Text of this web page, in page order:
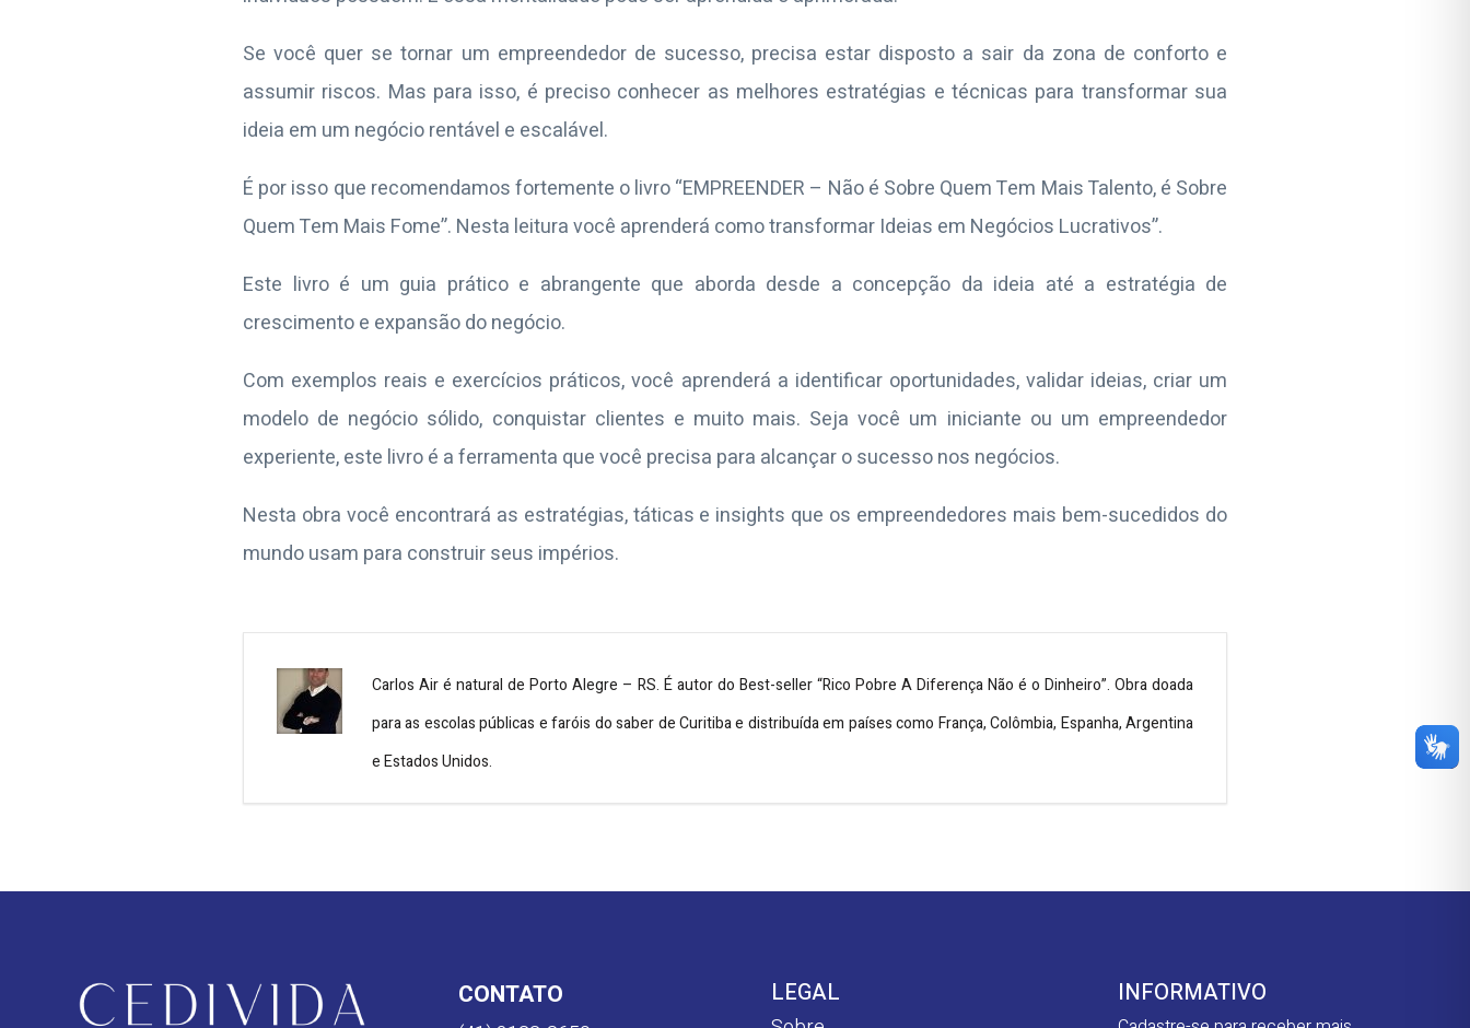
Se você quer se tornar um empreendedor de sucesso, precisa estar disposto a sair da zona de conforto e
assumir riscos. Mas para isso, é preciso conhecer as melhores estratégias e técnicas para transformar sua
ideia em um negócio rentável e escalável.
É por isso que recomendamos fortemente o livro “EMPREENDER – Não é Sobre Quem Tem Mais Talento, é Sobre
Quem Tem Mais Fome”. Nesta leitura você aprenderá como transformar Ideias em Negócios Lucrativos”.
Este livro é um guia prático e abrangente que aborda desde a concepção da ideia até a estratégia de
crescimento e expansão do negócio.
Com exemplos reais e exercícios práticos, você aprenderá a identificar oportunidades, validar ideias, criar um
modelo de negócio sólido, conquistar clientes e muito mais. Seja você um iniciante ou um empreendedor
experiente, este livro é a ferramenta que você precisa para alcançar o sucesso nos negócios.
Nesta obra você encontrará as estratégias, táticas e insights que os empreendedores mais bem-sucedidos do
mundo usam para construir seus impérios.
Carlos Air é natural de Porto Alegre – RS. É autor do Best-seller “Rico Pobre A Diferença Não é o Dinheiro”. Obra doada
para as escolas públicas e faróis do saber de Curitiba e distribuída em países como França, Colômbia, Espanha, Argentina
e Estados Unidos.
CONTATO LEGAL INFORMATIVO